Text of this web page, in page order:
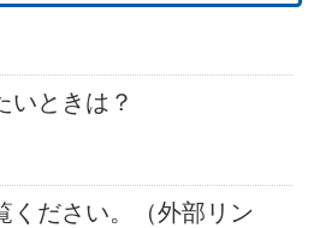
いときは？
ください。（外部リン